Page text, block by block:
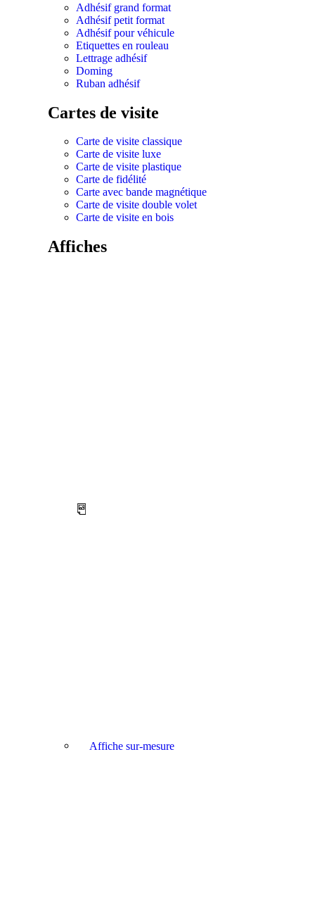
Adhésif grand format
Adhésif petit format
Adhésif pour véhicule
Etiquettes en rouleau
Lettrage adhésif
Doming
Ruban adhésif
Cartes de visite
Carte de visite classique
Carte de visite luxe
Carte de visite plastique
Carte de fidélité
Carte avec bande magnétique
Carte de visite double volet
Carte de visite en bois
Affiches
Affiche sur-mesure